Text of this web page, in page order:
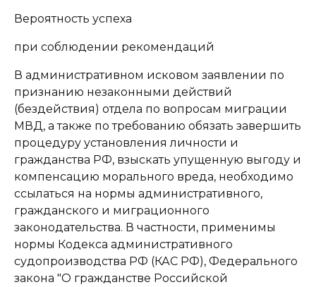
Вероятность успеха
при соблюдении рекомендаций
В административном исковом заявлении по
признанию незаконными действий
(бездействия) отдела по вопросам миграции
МВД, а также по требованию обязать завершить
процедуру установления личности и
гражданства РФ, взыскать упущенную выгоду и
компенсацию морального вреда, необходимо
ссылаться на нормы административного,
гражданского и миграционного
законодательства. В частности, применимы
нормы Кодекса административного
судопроизводства РФ (КАС РФ), Федерального
закона "О гражданстве Российской